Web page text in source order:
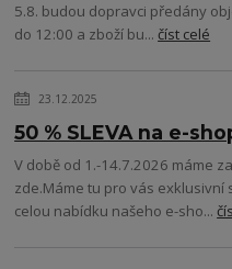
5.8. budou dopravci předány
do 12:00 a zboží bu...číst celé
23.12.2025
50 % SLEVA na e-
V době od 1.-14.7.2026 máme
zde.Máme tu pro vás exklusivní
celou nabídku našeho e-sho...